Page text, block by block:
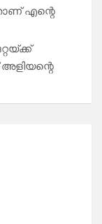
എന്റെ
അളിയന്റെ